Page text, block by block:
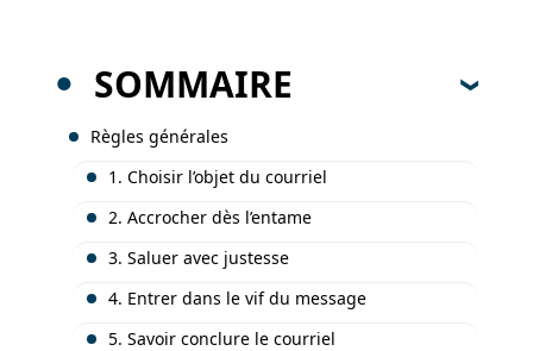
SOMMAIRE
Règles générales
1. Choisir l’objet du courriel
2. Accrocher dès l’entame
3. Saluer avec justesse
4. Entrer dans le vif du message
5. Savoir conclure le courriel